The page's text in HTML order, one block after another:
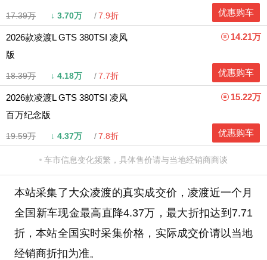
17.39万 ↓ 3.70万 7.9折 优惠购车
2026款凌渡L GTS 380TSI 凌风
版
18.39万 ↓ 4.18万 7.7折
14.21万
优惠购车
2026款凌渡L GTS 380TSI 凌风
百万纪念版
19.59万 ↓ 4.37万 7.8折
15.22万
优惠购车
车市信息变化频繁，具体售价请与当地经销商商谈
本站采集了大众凌渡的真实成交价，凌渡近一个月
全国新车现金最高直降4.37万，最大折扣达到7.71
折，本站全国实时采集价格，实际成交价请以当地
经销商折扣为准。